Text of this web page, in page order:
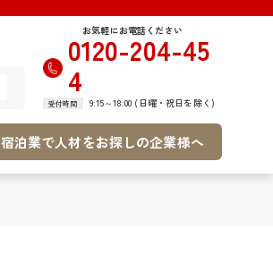
お気軽にお電話ください
0120-204-45
4
受付時間 9:15～18:00 (日曜・祝日を除く)
宿泊業で人材をお探しの企業様へ